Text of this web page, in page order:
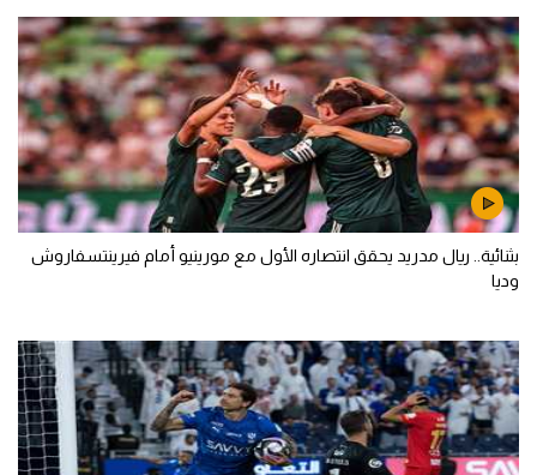
بثنائية.. ريال مدريد يحقق انتصاره الأول مع مورينيو أمام فيرينتسفاروش
وديا